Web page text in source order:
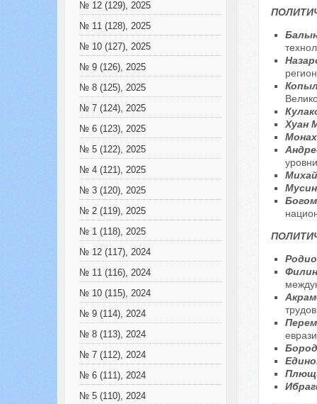
№ 12 (129), 2025
№ 11 (128), 2025
№ 10 (127), 2025
№ 9 (126), 2025
№ 8 (125), 2025
№ 7 (124), 2025
№ 6 (123), 2025
№ 5 (122), 2025
№ 4 (121), 2025
№ 3 (120), 2025
№ 2 (119), 2025
№ 1 (118), 2025
№ 12 (117), 2024
№ 11 (116), 2024
№ 10 (115), 2024
№ 9 (114), 2024
№ 8 (113), 2024
№ 7 (112), 2024
№ 6 (111), 2024
№ 5 (110), 2024
Хуан